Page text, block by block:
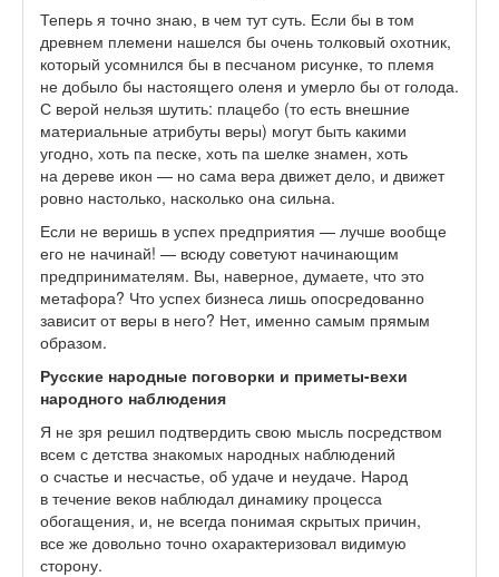
Теперь я точно знаю, в чем тут суть. Если бы в том
древнем племени нашелся бы очень толковый охотник,
который усомнился бы в песчаном рисунке, то племя
не добыло бы настоящего оленя и умерло бы от голода.
С верой нельзя шутить: плацебо (то есть внешние
материальные атрибуты веры) могут быть какими
угодно, хоть па песке, хоть па шелке знамен, хоть
на дереве икон — но сама вера движет дело, и движет
ровно настолько, насколько она сильна.
Если не веришь в успех предприятия — лучше вообще
его не начинай! — всюду советуют начинающим
предпринимателям. Вы, наверное, думаете, что это
метафора? Что успех бизнеса лишь опосредованно
зависит от веры в него? Нет, именно самым прямым
образом.
Русские народные поговорки и приметы-вехи
народного наблюдения
Я не зря решил подтвердить свою мысль посредством
всем с детства знакомых народных наблюдений
о счастье и несчастье, об удаче и неудаче. Народ
в течение веков наблюдал динамику процесса
обогащения, и, не всегда понимая скрытых причин,
все же довольно точно охарактеризовал видимую
сторону.